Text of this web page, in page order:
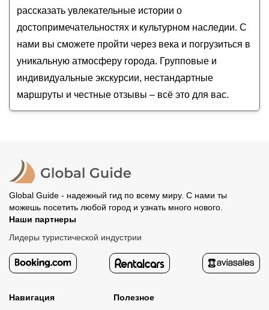
рассказать увлекательные истории о
достопримечательностях и культурном наследии. С
нами вы сможете пройти через века и погрузиться в
уникальную атмосферу города. Групповые и
индивидуальные экскурсии, нестандартные
маршруты и честные отзывы – всё это для вас.
Global Guide - надежный гид по всему миру. С нами ты
можешь посетить любой город и узнать много нового.
Наши партнеры
Лидеры туристической индустрии
Навигация
Полезное